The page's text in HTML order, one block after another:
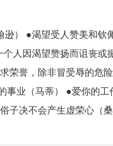
） ●渴望受人赞美和钦
人因渴望赞扬而诅丧或
誉，除非冒受辱的危险
事业（马蒂） ●爱你的
子决不会产生虚荣心（